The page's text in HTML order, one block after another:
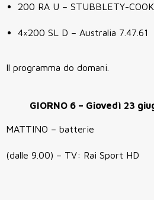
200 RA U – STUBBLETY-
4×200 SL D – Australia 7.47.61
Il programma do domani.
GIORNO 6 – Giovedì 23
MATTINO – batterie
(dalle 9.00) – TV: Rai Sport HD